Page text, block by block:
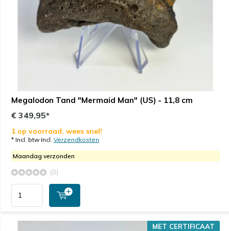
Megalodon Tand "Mermaid Man" (US) - 11,8 cm
€ 349,95*
1 op voorraad, wees snel!
* Incl. btw Incl. Verzendkosten
Maandag verzonden
(0)
MET CERTIFICAAT